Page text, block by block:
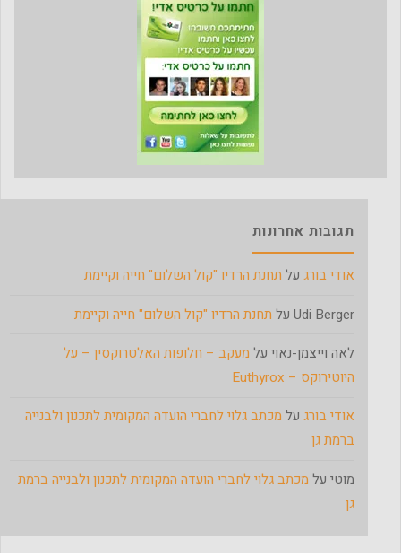
תגובות אחרונות
אודי בורג על תחנת הרדיו "קול השלום" חייה וקיימת
Udi Berger על תחנת הרדיו "קול השלום" חייה וקיימת
לאה וייצמן-נאוי על מעקב – חלופות האלטרוקסין – על
היוטירוקס – Euthyrox
אודי בורג על מכתב גלוי לחברי הועדה המקומית לתכנון ולבנייה
ברמת גן
מוטי על מכתב גלוי לחברי הועדה המקומית לתכנון ולבנייה ברמת
גן